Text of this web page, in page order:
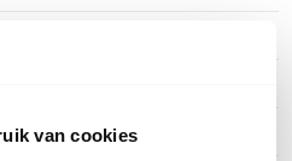
van cookies
UTP Cat6a